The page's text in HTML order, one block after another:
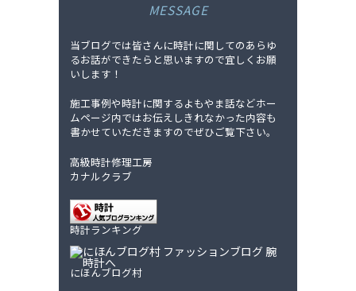
MESSAGE
当ブログでは皆さんに時計に関してのあらゆ
るお話ができたらと思いますので宜しくお願
いします！
施工事例や時計に関するよもやま話などホー
ムページ内ではお伝えしきれなかった内容も
書かせていただきますのでぜひご覧下さい。
高級時計修理工房
カナルクラブ
時計ランキング
にほんブログ村